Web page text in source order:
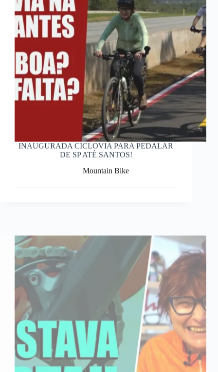
INAUGURADA CICLOVIA PARA PEDALAR
DE SP ATÉ SANTOS!
Mountain Bike